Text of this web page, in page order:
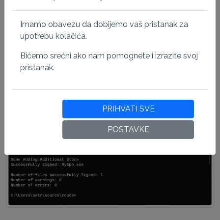
Imamo obavezu da dobijemo vaš pristanak za
upotrebu kolačića.
Bićemo srećni ako nam pomognete i izrazite svoj
pristanak.
PRIHVATI SVE
POSTAVKE